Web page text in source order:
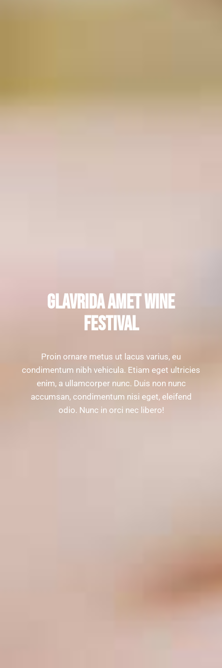
GLAVRIDA AMET WINE
FESTIVAL
Proin ornare metus ut lacus varius, eu
condimentum nibh vehicula. Etiam eget ultricies
enim, a ullamcorper nunc. Duis non nunc
accumsan, condimentum nisi eget, eleifend
odio. Nunc in orci nec libero!